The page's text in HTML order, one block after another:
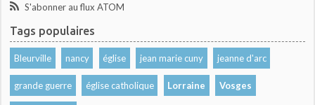
S'abonner au flux ATOM
Tags populaires
Bleurville nancy église jean marie cuny jeanne d'arc
grande guerre église catholique Lorraine Vosges